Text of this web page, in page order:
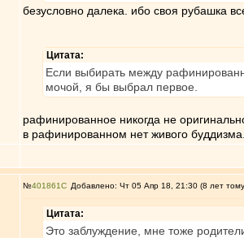
безусловно далека. ибо своя рубашка
Цитата:
Если выбирать между
мочой, я бы выбрал первое.
рафинированное никогда не
в рафинированном нет живого
№401861 Добавлено: Чт 05 Апр 18, 21:30 (8 лет
Цитата:
Это заблуждение, мне тоже